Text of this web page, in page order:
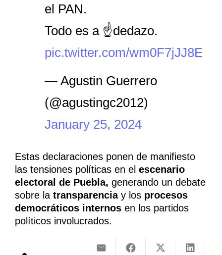
el PAN.
Todo es a ☝️dedazo.
pic.twitter.com/wm0F7jJJ8E
— Agustin Guerrero
(@agustingc2012)
January 25, 2024
Estas declaraciones ponen de manifiesto
las tensiones políticas en el escenario
electoral de Puebla, generando un debate
sobre la transparenciay los procesos
democráticos internos en los partidos
políticos involucrados.